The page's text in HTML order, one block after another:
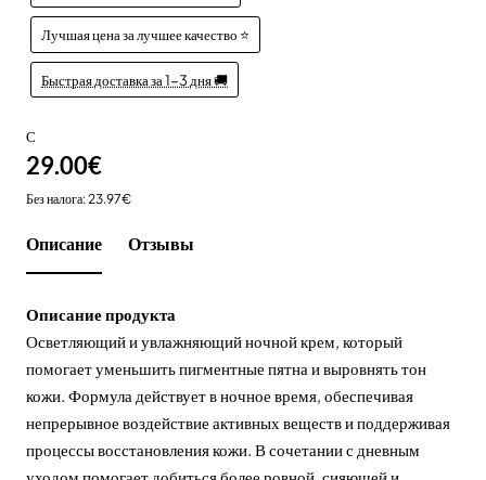
Лучшая цена за лучшее качество ⭐️
Быстрая доставка за 1-3 дня 🚚
С
29.00€
Без налога: 23.97€
Описание Отзывы
Описание продукта
Осветляющий и увлажняющий ночной крем, который
помогает уменьшить пигментные пятна и выровнять тон
кожи. Формула действует в ночное время, обеспечивая
непрерывное воздействие активных веществ и поддерживая
процессы восстановления кожи. В сочетании с дневным